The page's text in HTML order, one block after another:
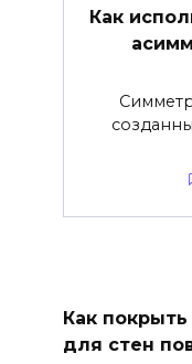
Как
Как
для стен